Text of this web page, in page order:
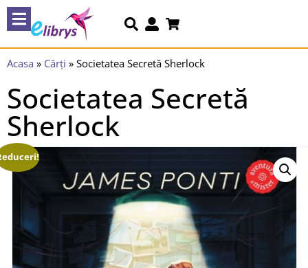
Acasa » Cărți » Societatea Secretă Sherlock
Societatea Secretă
Sherlock